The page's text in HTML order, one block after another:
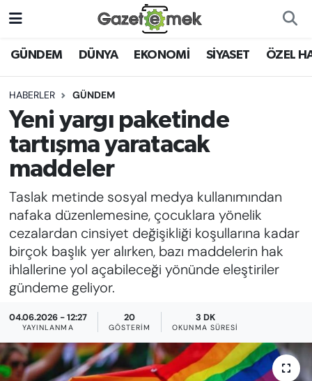
GÜNDEM DÜNYA EKONOMİ SİYASET ÖZEL
HABERLER GÜNDEM
Yeni yargı paketinde
tartışma yaratacak
maddeler
Taslak metinde sosyal medya kullanımından
nafaka düzenlemesine, çocuklara yönelik
cezalardan cinsiyet değişikliği koşullarına kadar
birçok başlık yer alırken, bazı maddelerin hak
ihlallerine yol açabileceği yönünde eleştiriler
gündeme geliyor.
04.06.2026 - 12:27
YAYINLANMA
20
GÖSTERIM
3 DK
OKUNMA SÜRESI
DÜNYA
EKONOMİ
EMEK HABERLERİ
YENİ MEDYADA EMEK
GAZETECİLİĞİNİ GELİŞTİRMEK
FAYDALI BİLGİLER
GÜNDEM
EĞİTİM
KADIN
SAĞLIK
Nöbetçi Eczaneler
Hava Durumu
İstanbul Namaz Vakitleri
Trafik Durumu
Süper Lig Puan Durumu ve Fikstür
Tüm Manşetler
Son Dakika Haberleri